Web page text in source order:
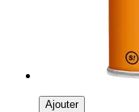
Ajouter